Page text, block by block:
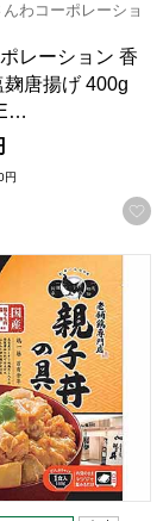
録する
わコーポレーショ
レーション 香
唐揚げ 400g
円
唐 313.2g【＠
ポレーション 鶏